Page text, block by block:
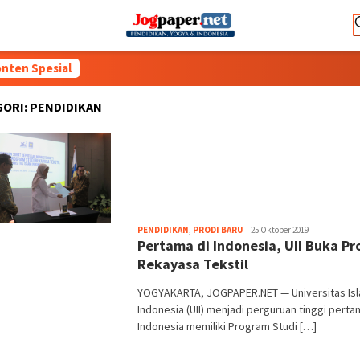
Spesial
PENDIDIKAN
PENDIDIKAN, PRODI BARUHeri
Purwata
25 Oktober 2019
Pertama di Indonesia, UII Buka
Rekayasa Tekstil
YOGYAKARTA, JOGPAPER.NET — Universitas
Indonesia (UII) menjadi perguruan tinggi
Indonesia memiliki Program Studi […]